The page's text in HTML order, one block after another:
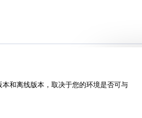
和离线版本，取决于您的环境是否可与